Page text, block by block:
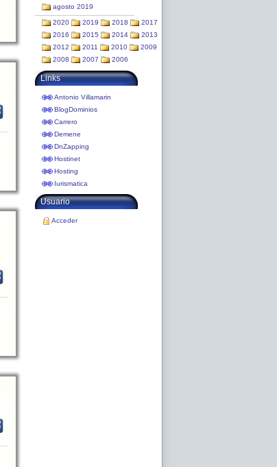
agosto 2019
2020 2019 2018
2017
2016
2015 2014
2013
2012
2011 2010
2009
2008
2007 2006
Links
Antonio Villamarin
BlogDominios
Carrero
Demene
DnZapping
Hostinet
Hosting
Iurismatica
Usuario
Acceder